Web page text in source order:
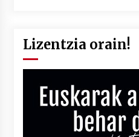
Lizentzia orain!